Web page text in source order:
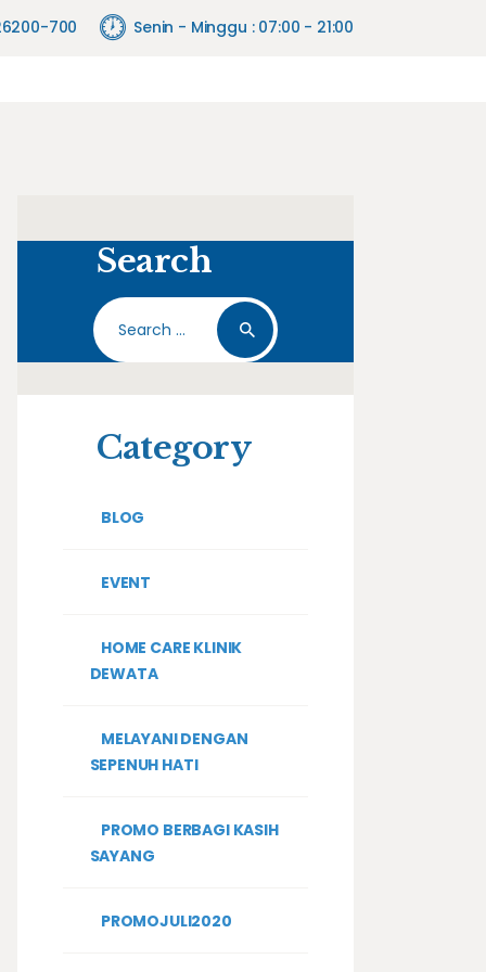
700 Senin - Minggu : 07:00 - 21:00
Search
Search
for:
Category
BLOG
EVENT
HOME CARE KLINIK
DEWATA
MELAYANI DENGAN
SEPENUH HATI
PROMO BERBAGI KASIH
SAYANG
PROMOJULI2020